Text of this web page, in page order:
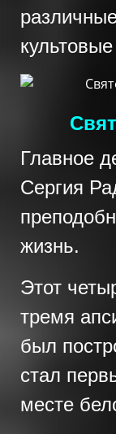
Главное
Сергия
жизнь.
Этот
тремя
был
стал
месте